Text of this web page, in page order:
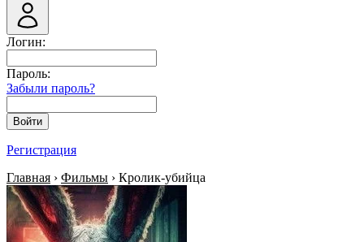
Логин:
Пароль:
Забыли пароль?
Войти
Регистрация
Главная › Фильмы › Кролик-убийца